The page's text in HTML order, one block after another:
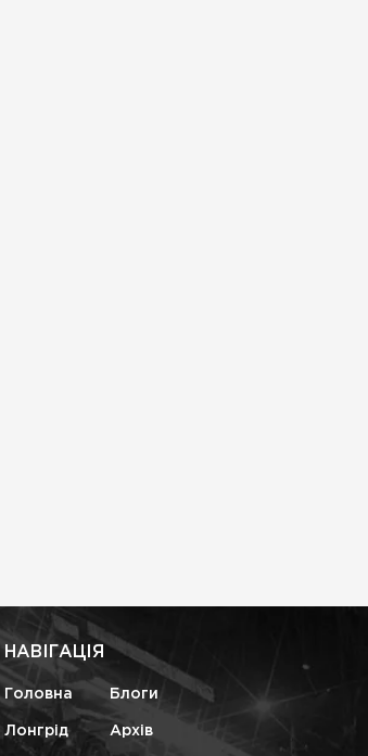
НАВІГАЦІЯ
Головна Блоги
Лонгрід Архів